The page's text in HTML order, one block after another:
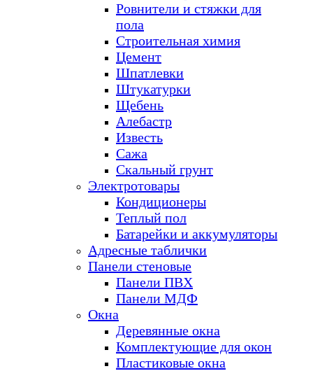
Ровнители и стяжки для
пола
Строительная химия
Цемент
Шпатлевки
Штукатурки
Щебень
Алебастр
Известь
Сажа
Скальный грунт
Электротовары
Кондиционеры
Теплый пол
Батарейки и аккумуляторы
Адресные таблички
Панели стеновые
Панели ПВХ
Панели МДФ
Окна
Деревянные окна
Комплектующие для окон
Пластиковые окна